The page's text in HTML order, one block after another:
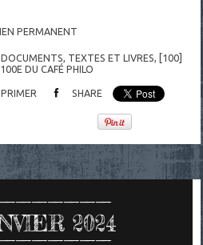
PERMANENT
DOCUMENTS, TEXTES ET LIVRES, [100]
DU CAFÉ PHILO
SHARE
2024